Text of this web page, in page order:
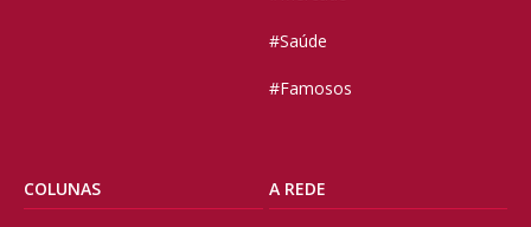
#Saúde
#Famosos
COLUNAS A REDE